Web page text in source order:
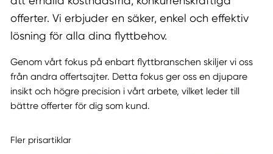
offerter. Vi erbjuder en säker, enkel och effektiv
lösning för alla dina flyttbehov.
Genom vårt fokus på enbart flyttbranschen skiljer vi oss
från andra offertsajter. Detta fokus ger oss en djupare
insikt och högre precision i vårt arbete, vilket leder till
bättre offerter för dig som kund.
Fler prisartiklar